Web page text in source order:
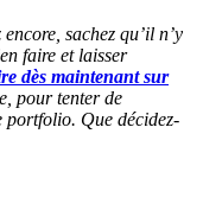
sachez qu’il n’y
faire et laisser
dès maintenant sur
pour tenter de
Que décidez-